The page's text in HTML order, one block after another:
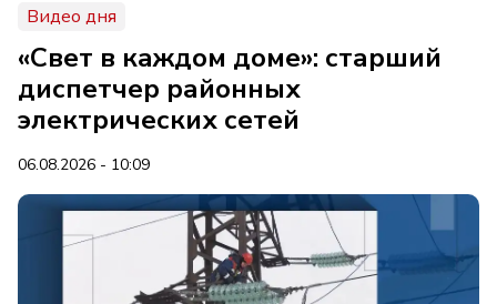
Видео дня
«Свет в каждом доме»: старший
диспетчер районных
электрических сетей
06.08.2026 - 10:09